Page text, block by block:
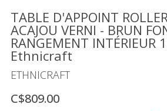
US
TABLE D'APPOINT
ACAJOU VERNI - BRUN
RANGEMENT INTÉRIEUR
Ethnicraft
ETHNICRAFT
C$809.00